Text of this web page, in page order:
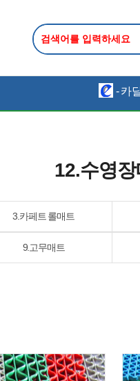
- 카
12.수영
3.카페트 롤매트
9.고무매트